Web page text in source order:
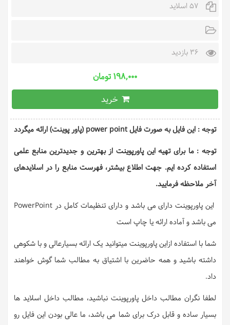
57 اسلاید
36 بازدید
۱۹۸,۰۰۰ تومان
خرید
توجه : این فایل به صورت فایل power point (پاور پوینت) ارائه میگردد
توجه : ما برای تهیه این پاورپوینت از بهترین و جدیدترین منابع علمی
استفاده کرده ایم. جهت اطلاع بیشتر، فهرست منابع را در اسلایدهای
آخر ملاحظه فرمایید.
این پاورپوینت دارای می باشد و دارای تنظیمات کامل در PowerPoint
می باشد و آماده ارائه یا چاپ است
شما با استفاده ازاین پاورپوینت میتوانید یک ارائه بسیارعالی و با شکوهی
داشته باشید و همه حاضرین با اشتیاق به مطالب شما گوش خواهند
داد.
لطفا نگران مطالب داخل پاورپوینت نباشید، مطالب داخل اسلاید ها
بسیار ساده و قابل درک برای شما می باشد، ما عالی بودن این فایل رو